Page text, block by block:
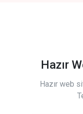
Hazır
Hazır web